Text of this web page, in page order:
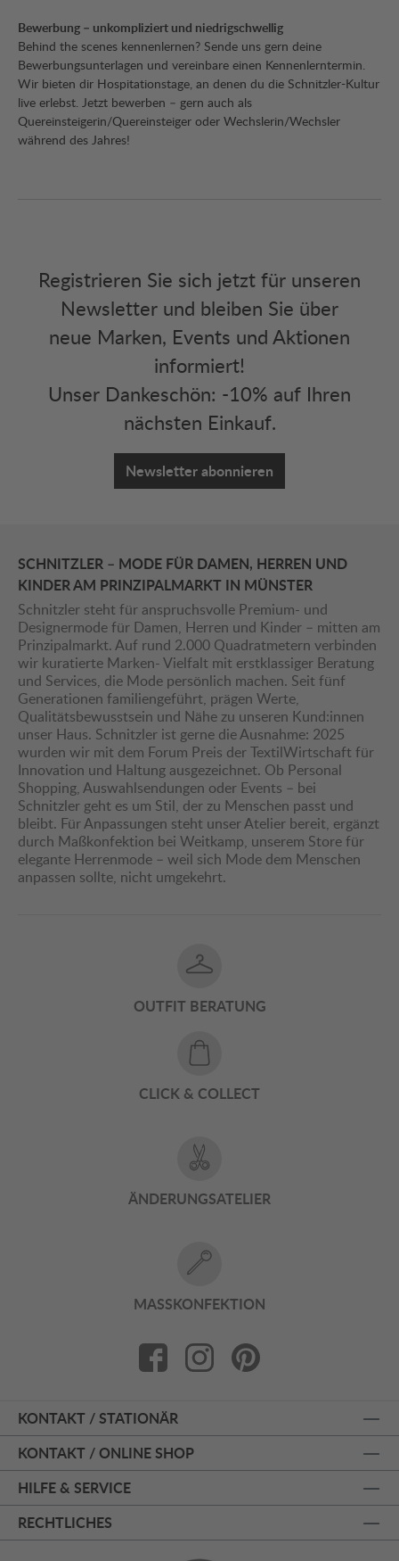
Bewerbung – unkompliziert und niedrigschwellig
Behind the scenes kennenlernen? Sende uns gern deine
Bewerbungsunterlagen und vereinbare einen Kennenlerntermin.
Wir bieten dir Hospitationstage, an denen du die Schnitzler-Kultur
live erlebst. Jetzt bewerben – gern auch als
Quereinsteigerin/Quereinsteiger oder Wechslerin/Wechsler
während des Jahres!
Registrieren Sie sich jetzt für unseren
Newsletter und bleiben Sie über
neue Marken, Events und Aktionen
informiert!
Unser Dankeschön: -10% auf Ihren
nächsten Einkauf.
Newsletter abonnieren
SCHNITZLER – MODE FÜR DAMEN, HERREN UND
KINDER AM PRINZIPALMARKT IN MÜNSTER
Schnitzler steht für anspruchsvolle Premium- und
Designermode für Damen, Herren und Kinder – mitten am
Prinzipalmarkt. Auf rund 2.000 Quadratmetern verbinden
wir kuratierte Marken- Vielfalt mit erstklassiger Beratung
und Services, die Mode persönlich machen. Seit fünf
Generationen familiengeführt, prägen Werte,
Qualitätsbewusstsein und Nähe zu unseren Kund:innen
unser Haus. Schnitzler ist gerne die Ausnahme: 2025
wurden wir mit dem Forum Preis der TextilWirtschaft für
Innovation und Haltung ausgezeichnet. Ob Personal
Shopping, Auswahlsendungen oder Events – bei
Schnitzler geht es um Stil, der zu Menschen passt und
bleibt. Für Anpassungen steht unser Atelier bereit, ergänzt
durch Maßkonfektion bei Weitkamp, unserem Store für
elegante Herrenmode – weil sich Mode dem Menschen
anpassen sollte, nicht umgekehrt.
OUTFIT BERATUNG
CLICK & COLLECT
ÄNDERUNGSATELIER
MASSKONFEKTION
KONTAKT / STATIONÄR
KONTAKT / ONLINE SHOP
HILFE & SERVICE
RECHTLICHES